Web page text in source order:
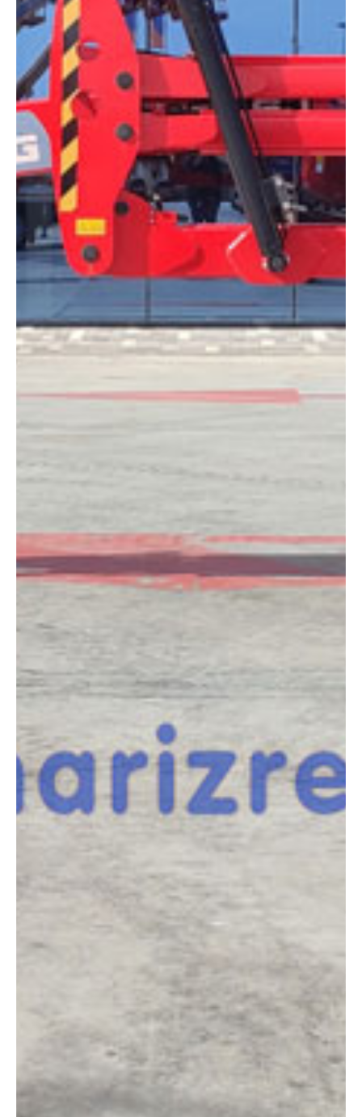
DESCRIPCIÓN
Las Articuladas Diésel son muy útil para trabajos en exterior ya que son
capaces de moverse en casi cualquier terreno y superar pendientes con
un desnivel notable. Capaces de alcanzar alturas de 12m a 43m.
DIMENSIONES
Altura:
18 metros
Altura plataforma:15.7 m
Altura de trabajo:
17.7 m
Alcance lateral:
Altura almacenaje:
2.17 m
Peso: 8180 kg
ESPECIFICACIONES TÉCNICAS
Capacidad:
Ver ficha técnica
COMPARADOR
necesitas?
Compara esta y otras máquinas desde el siguiente botón o ponte
Comparar
¿Te interesa
esta máquina?
Rellena este formulario y recibiremos tu solicitud
sobre esta máquina para ponernos en contacto
directo contigo.
LGMG AR16J